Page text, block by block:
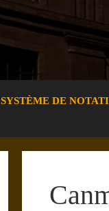
SYSTÈME DE